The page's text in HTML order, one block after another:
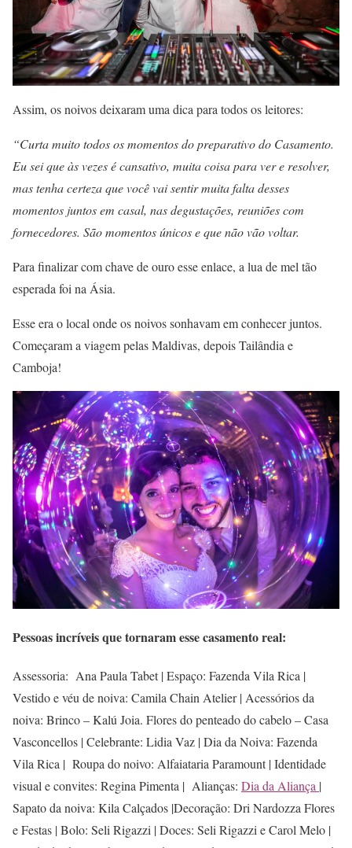
Assim, os noivos deixaram uma dica para todos os leitores:
“Curta muito todos os momentos do preparativo do Casamento.
Eu sei que às vezes é cansativo, muita coisa para ver e resolver,
mas tenha certeza que você vai sentir muita falta desses
momentos juntos em casal, nas degustações, reuniões com
fornecedores. São momentos únicos e que não vão voltar.
Para finalizar com chave de ouro esse enlace, a lua de mel tão
esperada foi na Ásia.
Esse era o local onde os noivos sonhavam em conhecer juntos.
Começaram a viagem pelas Maldivas, depois Tailândia e
Camboja!
Pessoas incríveis que tornaram esse casamento real:
Assessoria: Ana Paula Tabet | Espaço: Fazenda Vila Rica |
Vestido e véu de noiva: Camila Chain Atelier | Acessórios da
noiva: Brinco – Kalú Joia. Flores do penteado do cabelo – Casa
Vasconcellos | Celebrante: Lidia Vaz | Dia da Noiva: Fazenda
Vila Rica | Roupa do noivo: Alfaiataria Paramount | Identidade
visual e convites: Regina Pimenta | Alianças: Dia da Aliança |
Sapato da noiva: Kila Calçados |Decoração: Dri Nardozza Flores
e Festas | Bolo: Seli Rigazzi | Doces: Seli Rigazzi e Carol Melo |